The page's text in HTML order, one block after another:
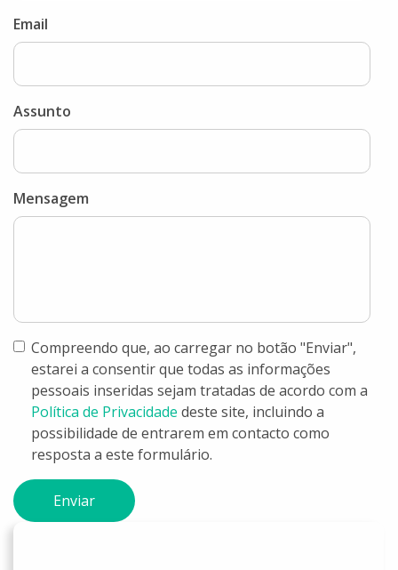
Email
Assunto
Mensagem
Compreendo que, ao carregar no botão "Enviar",
estarei a consentir que todas as informações
pessoais inseridas sejam tratadas de acordo com a
Política de Privacidade deste site, incluindo a
possibilidade de entrarem em contacto como
resposta a este formulário.
Enviar